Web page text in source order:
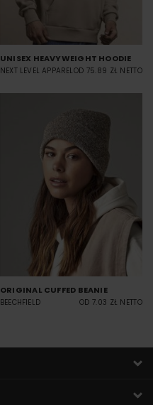
UNISEX HEAVYWEIGHT HOODIE
NEXT LEVEL APPARELOD 75.89 ZŁ NETTO
ORIGINAL CUFFED BEANIE
BEECHFIELD OD 7.03 ZŁ NETTO